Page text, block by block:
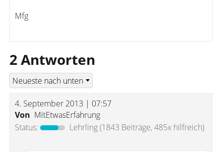
Mfg
2 Antworten
4. September 2013 | 07:57
Von MitEtwasErfahrung
Status:
Lehrling(1843 Beiträge, 485x hilfreich)